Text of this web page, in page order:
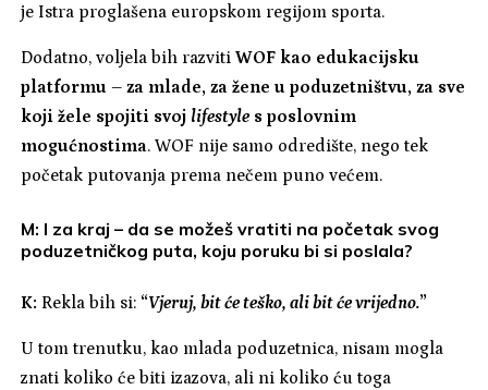
je Istra proglašena europskom regijom sporta.
Dodatno, voljela bih razvitiWOF kao edukacijsku
platformu – za mlade, za žene u poduzetništvu, za sve
koji žele spojiti svoj lifestyles poslovnim
mogućnostima. WOF nije samo odredište, nego tek
početak putovanja prema nečem puno većem.
M: I za kraj – da se možeš vratiti na početak svog
poduzetničkog puta, koju poruku bi si poslala?
K: Rekla bih si: “Vjeruj, bit će teško, ali bit će vrijedno.”
U tom trenutku, kao mlada poduzetnica, nisam mogla
znati koliko će biti izazova, ali ni koliko ću toga